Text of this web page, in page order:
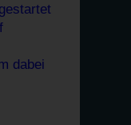
dabei